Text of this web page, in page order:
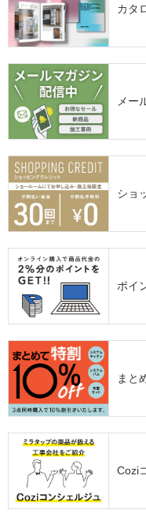
カタ
メー
ショ
ポイ
まと
Cozi